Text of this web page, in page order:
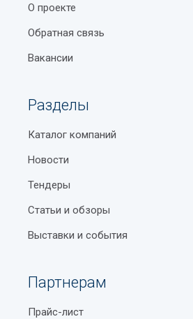
О проекте
Обратная связь
Вакансии
Разделы
Каталог компаний
Новости
Тендеры
Статьи и обзоры
Выставки и события
Партнерам
Прайс-лист